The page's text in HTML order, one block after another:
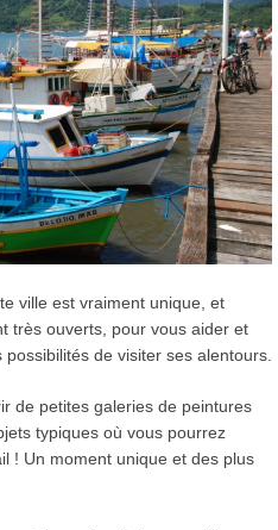
ville est vraiment unique, et
très ouverts, pour vous aider et
de visiter ses alentours.
de petites galeries de peintures
typiques où vous pourrez
! Un moment unique et des plus